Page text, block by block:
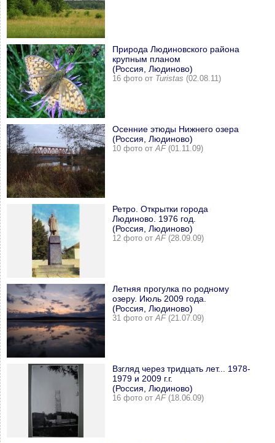
Природа Людиновского района
крупным планом
(Россия, Людиново)
16 фото от Turistas (02.08.11)
Осенние этюды Нижнего озера
(Россия, Людиново)
10 фото отAF(01.11.09)
Ретро. Открытки города
Людиново. 1976 год.
(Россия, Людиново)
12 фото отAF(28.09.09)
Летняя прогулка по родному
озеру. Июль 2009 года.
(Россия, Людиново)
31 фото отAF(21.07.09)
Взгляд через тридцать лет... 1978-
1979 и 2009 г.г.
(Россия, Людиново)
16 фото отAF(18.06.09)